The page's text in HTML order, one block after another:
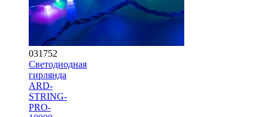
031752
Светодиодная
гирлянда
ARD-
STRING-
PRO-